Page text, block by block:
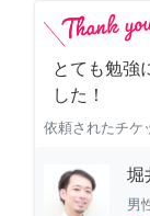
とても勉強
した！
依頼されたチケ
堀
男